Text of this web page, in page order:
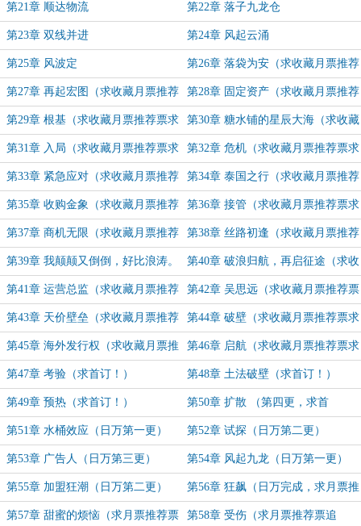
第21章 顺达物流 第22章 落子九龙仓
第23章 双线并进 第24章 风起云涌
第25章 风波定 第26章 落袋为安（求收藏月票推荐
票求追读）
第27章 再起宏图（求收藏月票推荐
票求追读）
第28章 固定资产（求收藏月票推荐
票求追读）
第29章 根基（求收藏月票推荐票求
追读）
第30章 糖水铺的星辰大海（求收藏
月票推荐票求追读）
第31章 入局（求收藏月票推荐票求
追读）
第32章 危机（求收藏月票推荐票求
追读）
第33章 紧急应对（求收藏月票推荐
票求追读）
第34章 泰国之行（求收藏月票推荐
票求追读）
第35章 收购金象（求收藏月票推荐
票求追读）
第36章 接管（求收藏月票推荐票求
追读）
第37章 商机无限（求收藏月票推荐
票求追读）
第38章 丝路初逢（求收藏月票推荐
票求追读）
第39章 我颠颠又倒倒，好比浪涛。
（求收藏月票推荐票求追读）
第40章 破浪归航，再启征途（求收
藏月票推荐票求追读）
第41章 运营总监（求收藏月票推荐
票求追读）
第42章 吴思远（求收藏月票推荐票
求追读）
第43章 天价壁垒（求收藏月票推荐
票求追读）
第44章 破壁（求收藏月票推荐票求
追读）
第45章 海外发行权（求收藏月票推
荐票求追读）
第46章 启航（求收藏月票推荐票求
追读）
第47章 考验（求首订！） 第48章 土法破壁（求首订！）
第49章 预热（求首订！） 第50章 扩散 （第四更，求首
订！）
第51章 水桶效应（日万第一更） 第52章 试探（日万第二更）
第53章 广告人（日万第三更） 第54章 风起九龙（日万第一更）
第55章 加盟狂潮（日万第二更） 第56章 狂飙（日万完成，求月票推
荐票追读！）
第57章 甜蜜的烦恼（求月票推荐票 第58章 受伤（求月票推荐票追